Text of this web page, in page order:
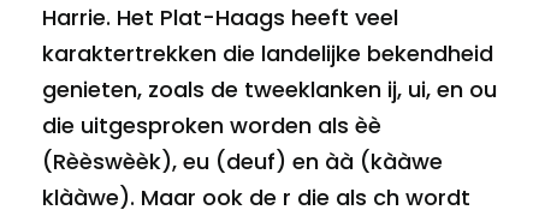
Harrie. Het Plat-Haags heeft veel
karaktertrekken die landelijke bekendheid
genieten, zoals de tweeklanken ij, ui, en ou
die uitgesproken worden als èè
(Rèèswèèk), eu (deuf) en àà (kààwe
klààwe). Maar ook de r die als ch wordt